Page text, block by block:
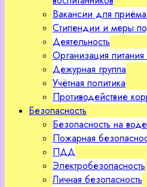
Вакансии для
Стипендии и меры
Деятельность
Организация
Дежурная группа
Учётная политика
Противодействие
Безопасность
Безопасность на воде
Пожарная
ПДД
Электробезопасность
Личная безопасность